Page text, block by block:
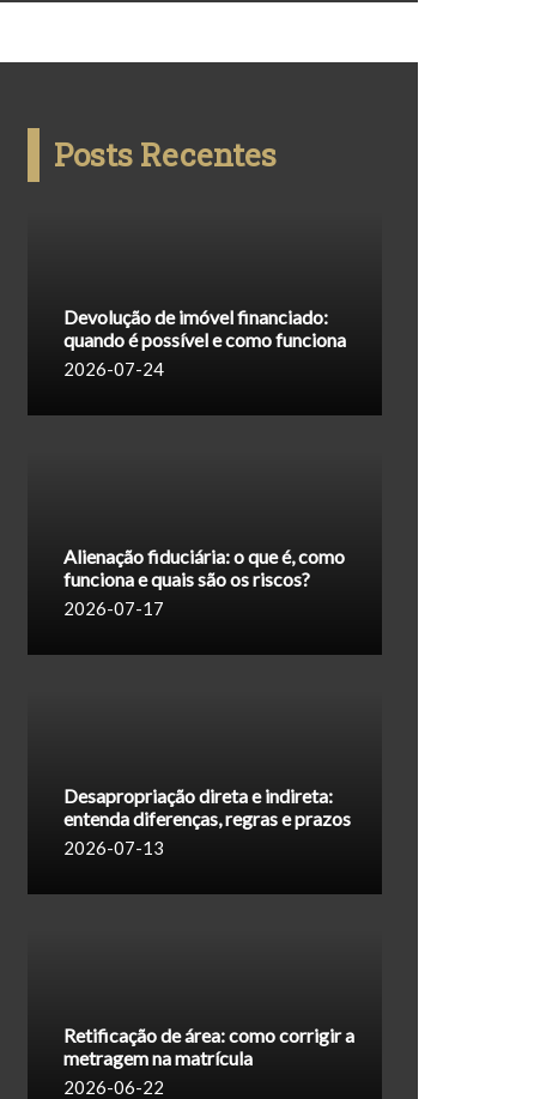
Posts Recentes
Devolução de imóvel financiado:
quando é possível e como funciona
2026-07-24
Alienação fiduciária: o que é, como
funciona e quais são os riscos?
2026-07-17
Desapropriação direta e indireta:
entenda diferenças, regras e prazos
2026-07-13
Retificação de área: como corrigir a
metragem na matrícula
2026-06-22